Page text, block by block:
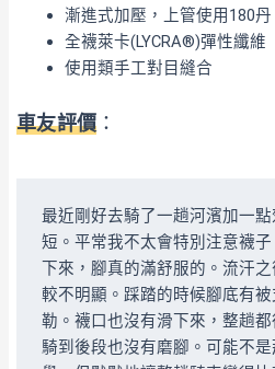
漸進式加壓，上管使用180
全襪萊卡(LYCRA®)彈性纖維
使用類手工對目縫合
車友評價 ：
最近剛好去騎了一趟河濱加一
短。平常我不太會特別注意襪
下來，腳真的滿舒服的。流汗
較不明顯。踩踏的時候腳底有
勒。襪口也沒有滑下來，整趟都
騎到後段也沒有磨腳。可能不